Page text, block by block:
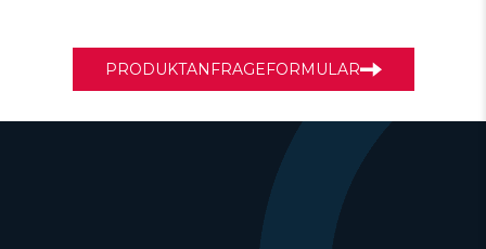
PRODUKTANFRAGEFORMULAR